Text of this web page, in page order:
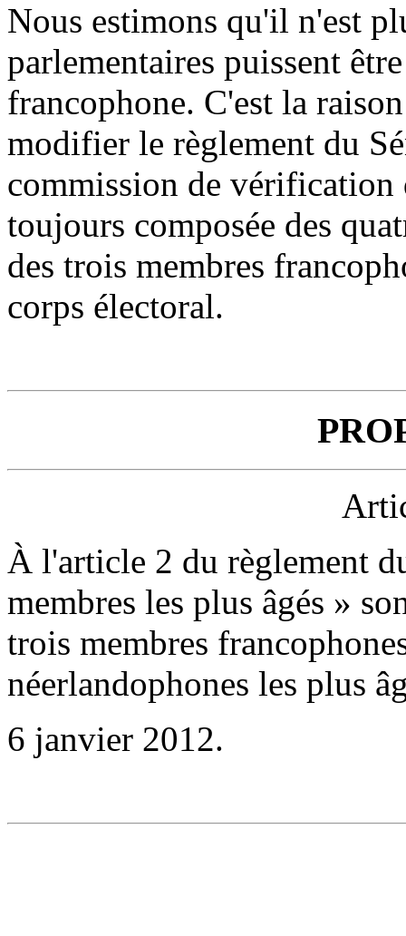
Nous estimons qu'il n'est
parlementaires puissent
francophone. C'est la
modifier le règlement du
commission de vérification
toujours composée des
des trois membres
corps électoral.
À l'article 2 du règlement
membres les plus âgés »
trois membres
néerlandophones les plus
6 janvier 2012.